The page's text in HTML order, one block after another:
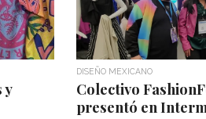
y
DISEÑO MEXICANO
Colectivo
presentó en